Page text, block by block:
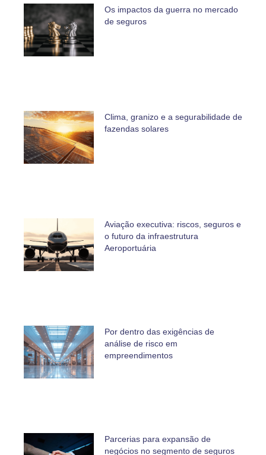
Os impactos da guerra no mercado
de seguros
Clima, granizo e a segurabilidade de
fazendas solares
Aviação executiva: riscos, seguros e
o futuro da infraestrutura
Aeroportuária
Por dentro das exigências de
análise de risco em
empreendimentos
Parcerias para expansão de
negócios no segmento de seguros